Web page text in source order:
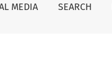
MEDIA SEARCH